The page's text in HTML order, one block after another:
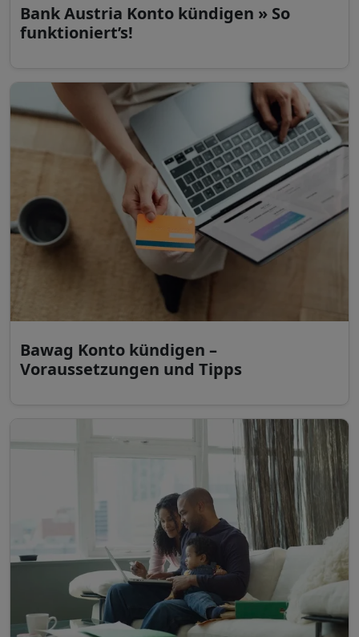
Bank Austria Konto kündigen » So
funktioniert’s!
Bawag Konto kündigen –
Voraussetzungen und Tipps